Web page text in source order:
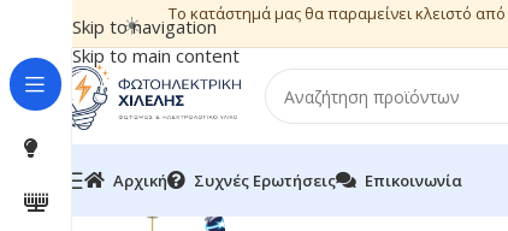
Skip to navigation
Skip to main content
☀️ Το κατάστημά μας θα παραμείνει κλειστό από
Αρχική Συχνές Ερωτήσεις Επικοινωνία